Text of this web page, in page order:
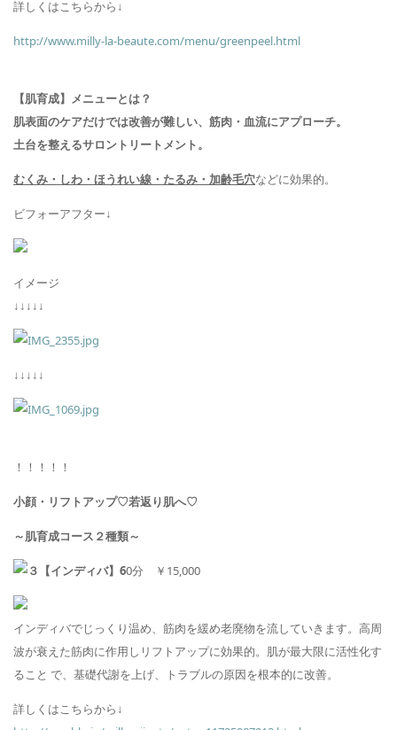
詳しくはこちらから↓
http://www.milly-la-beaute.com/menu/greenpeel.html
【肌育成】 メニューとは？
肌表面のケアだけでは改善が難しい、筋肉・血流にアプローチ。
土台を整えるサロントリートメント。
むくみ・しわ・ほうれい線・たるみ ・加齢毛穴などに効果的。
ビフォーアフター↓
イメージ
↓↓↓↓↓
↓↓↓↓↓
！！！！！
小顔・リフトアップ♡若返り肌へ♡
～肌育成コース２種類～
【インディバ】 60分 ￥ 15,000
インディバでじっくり温め、筋肉を緩め老廃物を流していきます。高周
波が衰えた筋肉に作用しリフトアップに効果的。肌が最大限に活性化す
ること で、基礎代謝を上げ、トラブルの原因を根本的に改善。
詳しくはこちらから↓